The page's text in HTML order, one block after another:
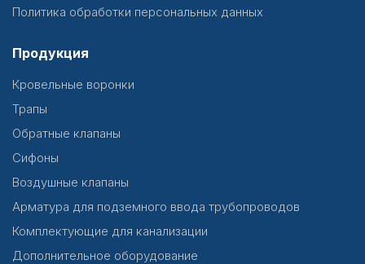
Политика обработки персональных данных
Продукция
Кровельные воронки
Трапы
Обратные клапаны
Сифоны
Воздушные клапаны
Арматура для подземного ввода трубопроводов
Комплектующие для канализации
Дополнительное оборудование